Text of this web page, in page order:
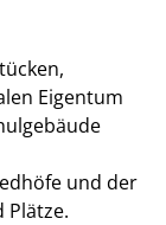
Eigentum
und der
Plätze.